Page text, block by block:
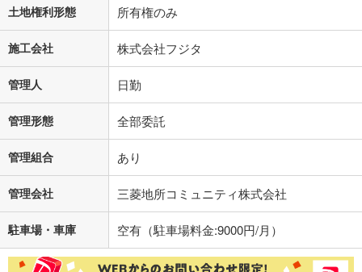
土地権利形態 所有権のみ
施工会社 株式会社フジタ
管理人 日勤
管理形態 全部委託
管理組合 あり
管理会社 三菱地所コミュニティ株式会社
駐車場・車庫 空有（駐車場料金:9000円/月）